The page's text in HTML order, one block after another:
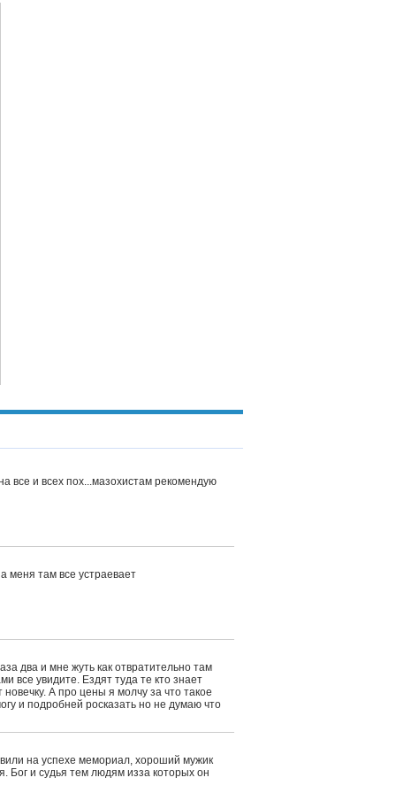
все и всех пох...мазохистам рекомендую
меня там все устраевает
два и мне жуть как отвратительно там
все увидите. Ездят туда те кто знает
А про цены я молчу за что такое
и подробней росказать но не думаю что
на успехе мемориал, хороший мужик
Бог и судья тем людям изза которых он